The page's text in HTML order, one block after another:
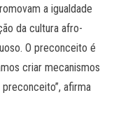
a igualdade
da cultura afro-
O preconceito é
criar mecanismos
afirma